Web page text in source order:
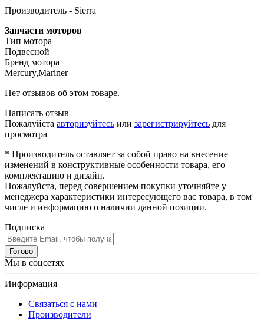
Производитель - Sierra
Запчасти моторов
Тип мотора
Подвесной
Бренд мотора
Mercury,Mariner
Нет отзывов об этом товаре.
Написать отзыв
Пожалуйста авторизуйтесь или зарегистрируйтесь для
просмотра
* Производитель оставляет за собой право на внесение
изменений в конструктивные особенности товара, его
комплектацию и дизайн.
Пожалуйста, перед совершением покупки уточняйте у
менеджера характеристики интересующего вас товара, в том
числе и информацию о наличии данной позиции.
Подписка
Готово
Мы в соцсетях
Информация
Связаться с нами
Производители